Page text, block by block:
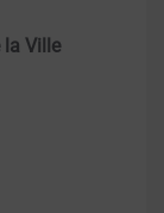
la Ville